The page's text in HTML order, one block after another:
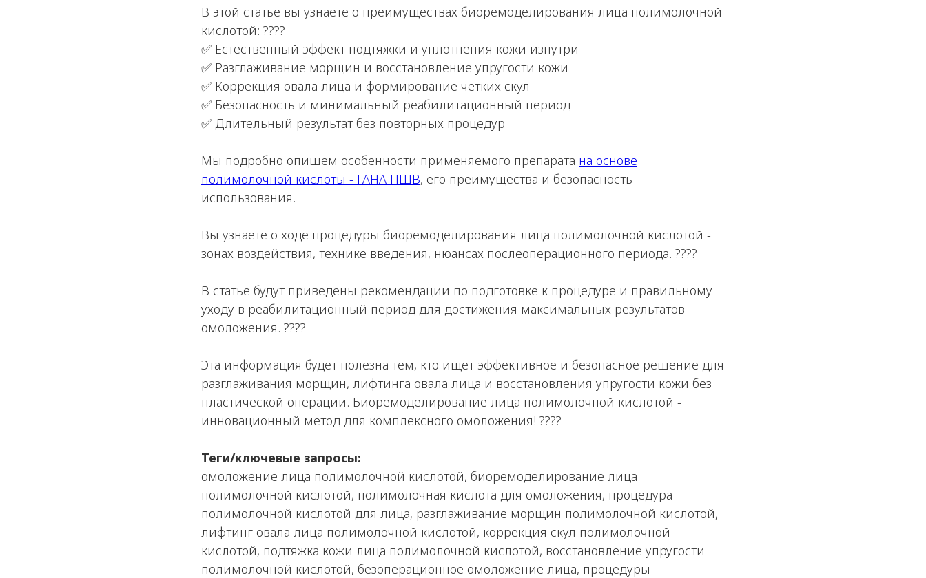
В этой статье вы узнаете о преимуществах биоремоделирования лица полимолочной
кислотой: ????
✅ Естественный эффект подтяжки и уплотнения кожи изнутри
✅ Разглаживание морщин и восстановление упругости кожи
✅ Коррекция овала лица и формирование четких скул
✅ Безопасность и минимальный реабилитационный период
✅ Длительный результат без повторных процедур
Мы подробно опишем особенности применяемого препарата на основе
полимолочной кислоты - ГАНА ПШВ, его преимущества и безопасность
использования.
Вы узнаете о ходе процедуры биоремоделирования лица полимолочной кислотой -
зонах воздействия, технике введения, нюансах послеоперационного периода. ????
В статье будут приведены рекомендации по подготовке к процедуре и правильному
уходу в реабилитационный период для достижения максимальных результатов
омоложения. ????
Эта информация будет полезна тем, кто ищет эффективное и безопасное решение для
разглаживания морщин, лифтинга овала лица и восстановления упругости кожи без
пластической операции. Биоремоделирование лица полимолочной кислотой -
инновационный метод для комплексного омоложения! ????
Теги/ключевые запросы:
омоложение лица полимолочной кислотой, биоремоделирование лица
полимолочной кислотой, полимолочная кислота для омоложения, процедура
полимолочной кислотой для лица, разглаживание морщин полимолочной кислотой,
лифтинг овала лица полимолочной кислотой, коррекция скул полимолочной
кислотой, подтяжка кожи лица полимолочной кислотой, восстановление упругости
полимолочной кислотой, безоперационное омоложение лица, процедуры